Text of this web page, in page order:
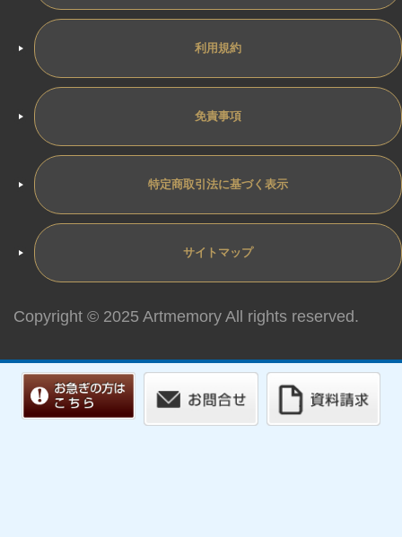
利用規約
免責事項
特定商取引法に基づく表示
サイトマップ
Copyright © 2025 Artmemory All rights reserved.